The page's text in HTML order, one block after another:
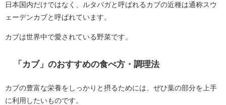
日本国内だけではなく、ルタバガと呼ばれるカブの近種は通称スウ
ェーデンカブと呼ばれています。
カブは世界中で愛されている野菜です。
「カブ」のおすすめの食べ方・調理法
カブの豊富な栄養をしっかりと摂るためには、ぜひ葉の部分を上手
に利用したいものです。